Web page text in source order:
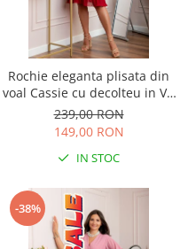
Rochie eleganta plisata din
voal Cassie cu decolteu in V -
Grena
239,00 RON
149,00 RON
IN STOC
-38%